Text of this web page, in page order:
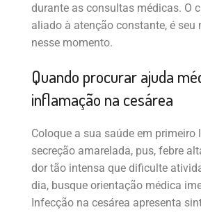
durante as consultas médicas. O
aliado à atenção constante, é seu
nesse momento.
Quando procurar ajuda
inflamação na cesárea
Coloque a sua saúde em primeiro
secreção amarelada, pus, febre
dor tão intensa que dificulte
dia, busque orientação médica
Infecção na cesárea apresenta